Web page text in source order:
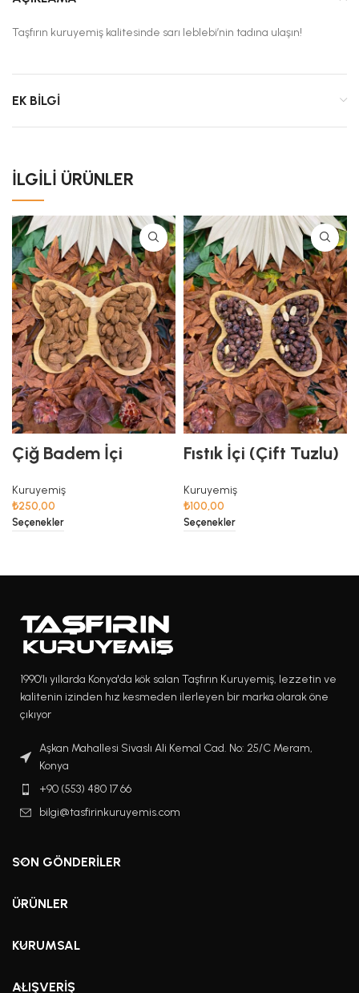
Taşfırın kuruyemiş kalitesinde sarı leblebi’nin tadına ulaşın!
EK BILGI
İLGILI ÜRÜNLER
Çiğ Badem İçi
Kuruyemiş
₺250,00
Seçenekler
Fıstık İçi (Çift Tuzlu)
Kuruyemiş
₺100,00
Seçenekler
1990’lı yıllarda Konya'da kök salan Taşfırın Kuruyemiş, lezzetin ve
kalitenin izinden hız kesmeden ilerleyen bir marka olarak öne
çıkıyor
Aşkan Mahallesi Sivaslı Ali Kemal Cad. No: 25/C Meram,
Konya
+90 (553) 480 17 66
bilgi@tasfirinkuruyemis.com
SON GÖNDERILER
ÜRÜNLER
KURUMSAL
ALIŞVERIŞ